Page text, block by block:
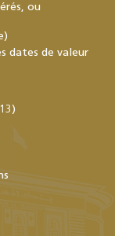
ou
dates de valeur